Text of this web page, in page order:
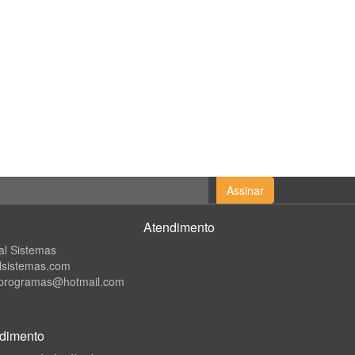
Assinar
Sistemas
Atendimento